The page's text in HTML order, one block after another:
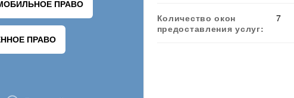
Количество окон
предоставления услуг:
7